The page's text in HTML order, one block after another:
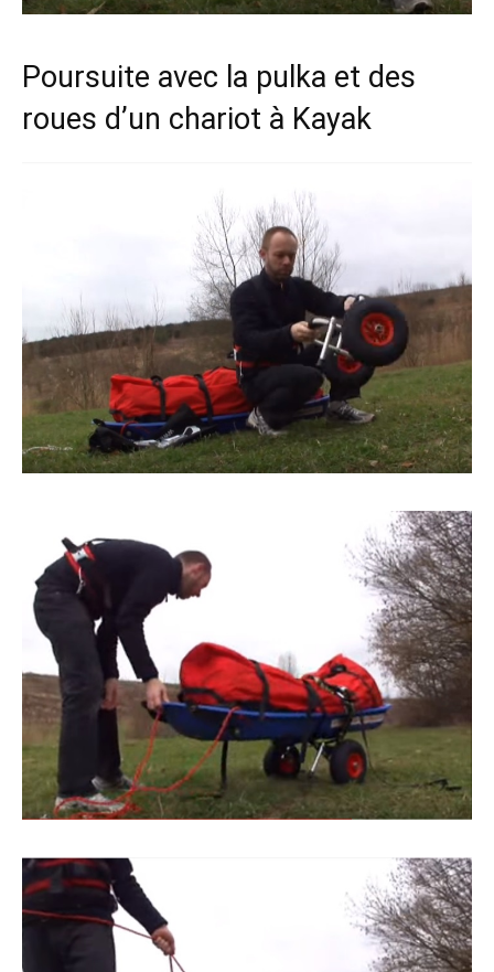
Poursuite avec la pulka et des
roues d’un chariot à Kayak